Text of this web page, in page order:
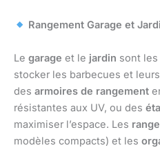
Rangement Garage et
Le garage et le jardin sont
stocker les barbecues et
des armoires de rangement
résistantes aux UV, ou des
maximiser l’espace. Les
modèles compacts) et les